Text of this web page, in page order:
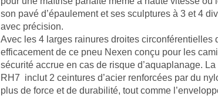
son pavé d’épaulement et ses sculptures à 3 et 4
avec précision.
Avec les 4 larges rainures droites circonférentielles
efficacement de ce pneu Nexen conçu pour les
sécurité accrue en cas de risque d’aquaplanage.
RH7 inclut 2 ceintures d’acier renforcées par du
plus de force et de durabilité, tout comme